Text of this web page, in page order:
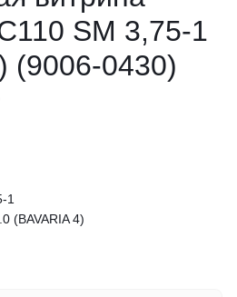
SM 3,75-1
(9006-0430)
1
(BAVARIA 4)